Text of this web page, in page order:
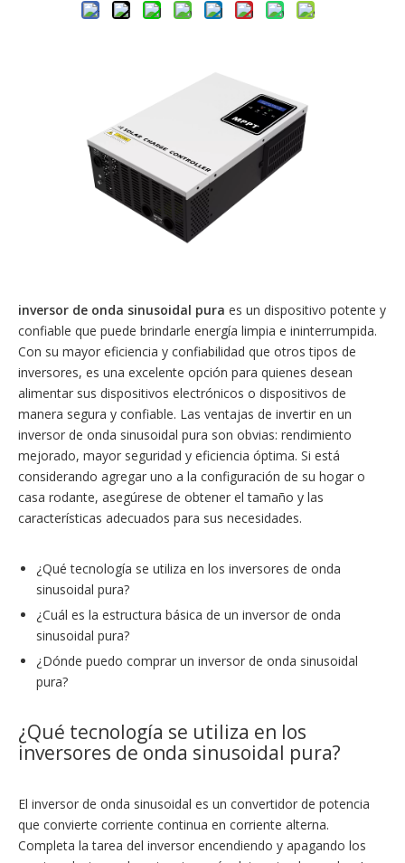
inversor de onda sinusoidal pura es un dispositivo potente y
confiable que puede brindarle energía limpia e ininterrumpida.
Con su mayor eficiencia y confiabilidad que otros tipos de
inversores, es una excelente opción para quienes desean
alimentar sus dispositivos electrónicos o dispositivos de
manera segura y confiable. Las ventajas de invertir en un
inversor de onda sinusoidal pura son obvias: rendimiento
mejorado, mayor seguridad y eficiencia óptima. Si está
considerando agregar uno a la configuración de su hogar o
casa rodante, asegúrese de obtener el tamaño y las
características adecuados para sus necesidades.
¿Qué tecnología se utiliza en los inversores de onda
sinusoidal pura?
¿Cuál es la estructura básica de un inversor de onda
sinusoidal pura?
¿Dónde puedo comprar un inversor de onda sinusoidal
pura?
¿Qué tecnología se utiliza en los
inversores de onda sinusoidal pura?
El inversor de onda sinusoidal es un convertidor de potencia
que convierte corriente continua en corriente alterna.
Completa la tarea del inversor encendiendo y apagando los